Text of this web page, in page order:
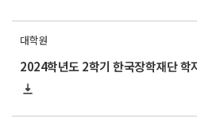
대학원